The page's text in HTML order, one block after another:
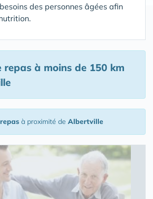
des personnes âgées afin
repas à moins de 150 km
à proximité de Albertville